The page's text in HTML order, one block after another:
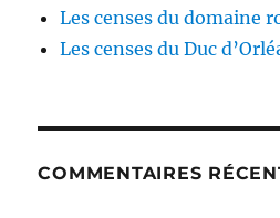
Les censes du domaine
Les censes du Duc
COMMENTAIRES